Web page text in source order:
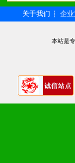
八、品
1、不
2、不
化。
关于我们 ┆ 企
本站是